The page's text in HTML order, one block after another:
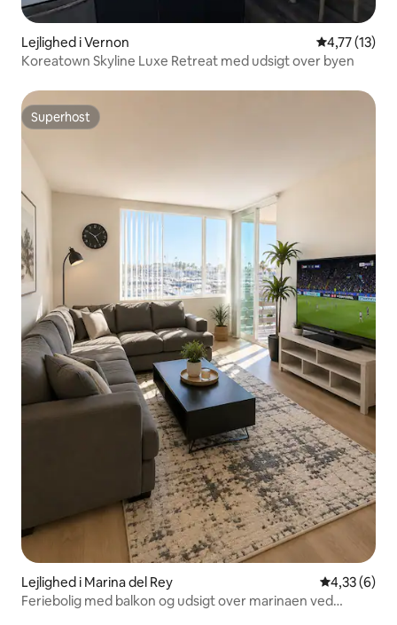
Lejlighed i Vernon 4,77 ud af 5
4,77 (13)
Koreatown Skyline Luxe Retreat med udsigt over byen
Superhost
Superhost
Lejlighed i Marina del Rey 4,33 ud af 5
4,33 (6)
Feriebolig med balkon og udsigt over marinaen ved